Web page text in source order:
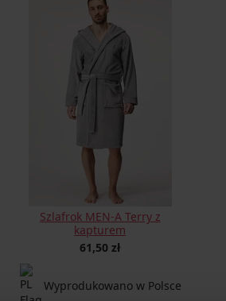
Szlafrok MEN-A Terry z
kapturem
61,50 zł
Wyprodukowano w Polsce